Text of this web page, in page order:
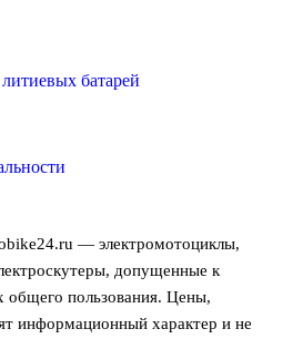
батарей
— электромотоциклы,
допущенные к
общего пользования. Цены,
информационный характер и не